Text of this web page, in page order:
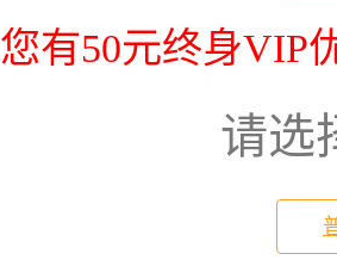
您有50元终身VIP
请选